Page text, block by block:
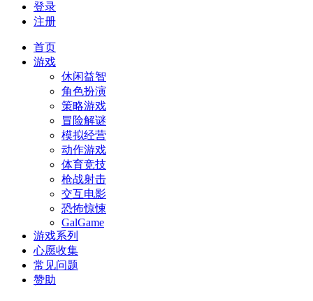
登录
注册
首页
游戏
休闲益智
角色扮演
策略游戏
冒险解谜
模拟经营
动作游戏
体育竞技
枪战射击
交互电影
恐怖惊悚
GalGame
游戏系列
心愿收集
常见问题
赞助